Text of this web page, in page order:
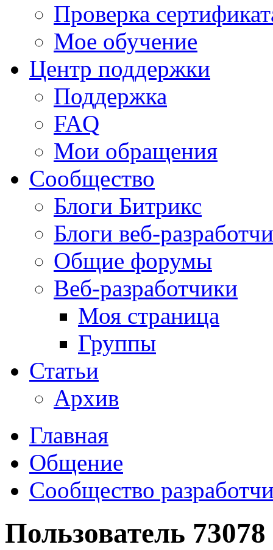
Проверка
Мое обучение
Центр поддержки
Поддержка
FAQ
Мои обращения
Сообщество
Блоги Битрикс
Блоги веб-
Общие форумы
Веб-разработчики
Моя страница
Группы
Статьи
Архив
Главная
Общение
Сообщество
Пользователь 73078